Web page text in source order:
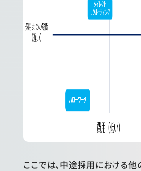
ここでは、中途採用における